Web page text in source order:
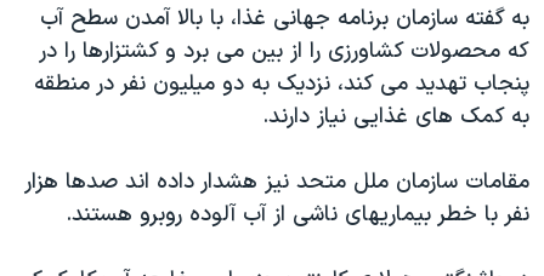
به گفته سازمان برنامه جهانی غذا، با بالا آمدن سطح آب
که محصولات کشاورزی را از بین می برد و کشتزارها را در
پنجاب تهدید می کند، نزدیک به دو میلیون نفر در منطقه
به کمک های غذایی نیاز دارند.
مقامات سازمان ملل متحد نیز هشدار داده اند صدها هزار
نفر با خطر بیماریهای ناشی از آب آلوده روبرو هستند.